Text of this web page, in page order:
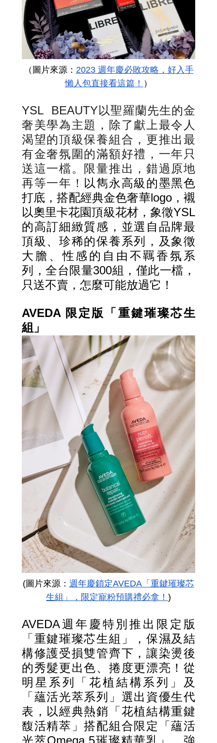
（圖片來源： 2023 週年慶必敗攻略，好入手
懶人包直接看這篇！ ）
YSL BEAUTY以聖羅蘭先生的金
奢美學為主題，除了獻上最令人
渴望的頂級保養組合，更推出最
有金奢氛圍的滿額好禮，一年只
送這一檔。限量推出，錯過原地
再等一年！ 以雋永高級的墨黑色
打底，搭配經典金色奢華logo，襯
以奧里卡花園頂級花材，象徵YSL
的高訂細緻質感，並選自品牌最
頂級、珍稀的保養系列，及象徵
大膽、性感的自由不羈香氛系
列，全台限量300組，僅此一檔，
只送不賣，怎麼可能放過它！
AVEDA 限定版「重鍵璀璨芯生
組」
(圖片來源： 週年慶鎖定AVEDA「重鍵璀璨芯
生組」，限定寵粉預購禮必拿！ )
AVEDA週年慶特別推出限定版
「重鍵璀璨芯生組」，保濕及結
構修護受損雙管齊下，讓染燙後
的秀髮更出色、捲度更漂亮！從
明星系列「花植結構系列」及
「蘊活光萃系列」選出資優生代
表，以經典熱銷「花植結構重鍵
馥活精萃」搭配組合限定「蘊活